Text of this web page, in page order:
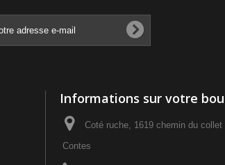
Informations sur votre
Coté ruche, 1619 chemin du collet
Contes